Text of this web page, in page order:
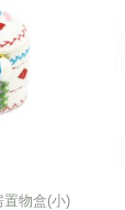
置物盒(小)